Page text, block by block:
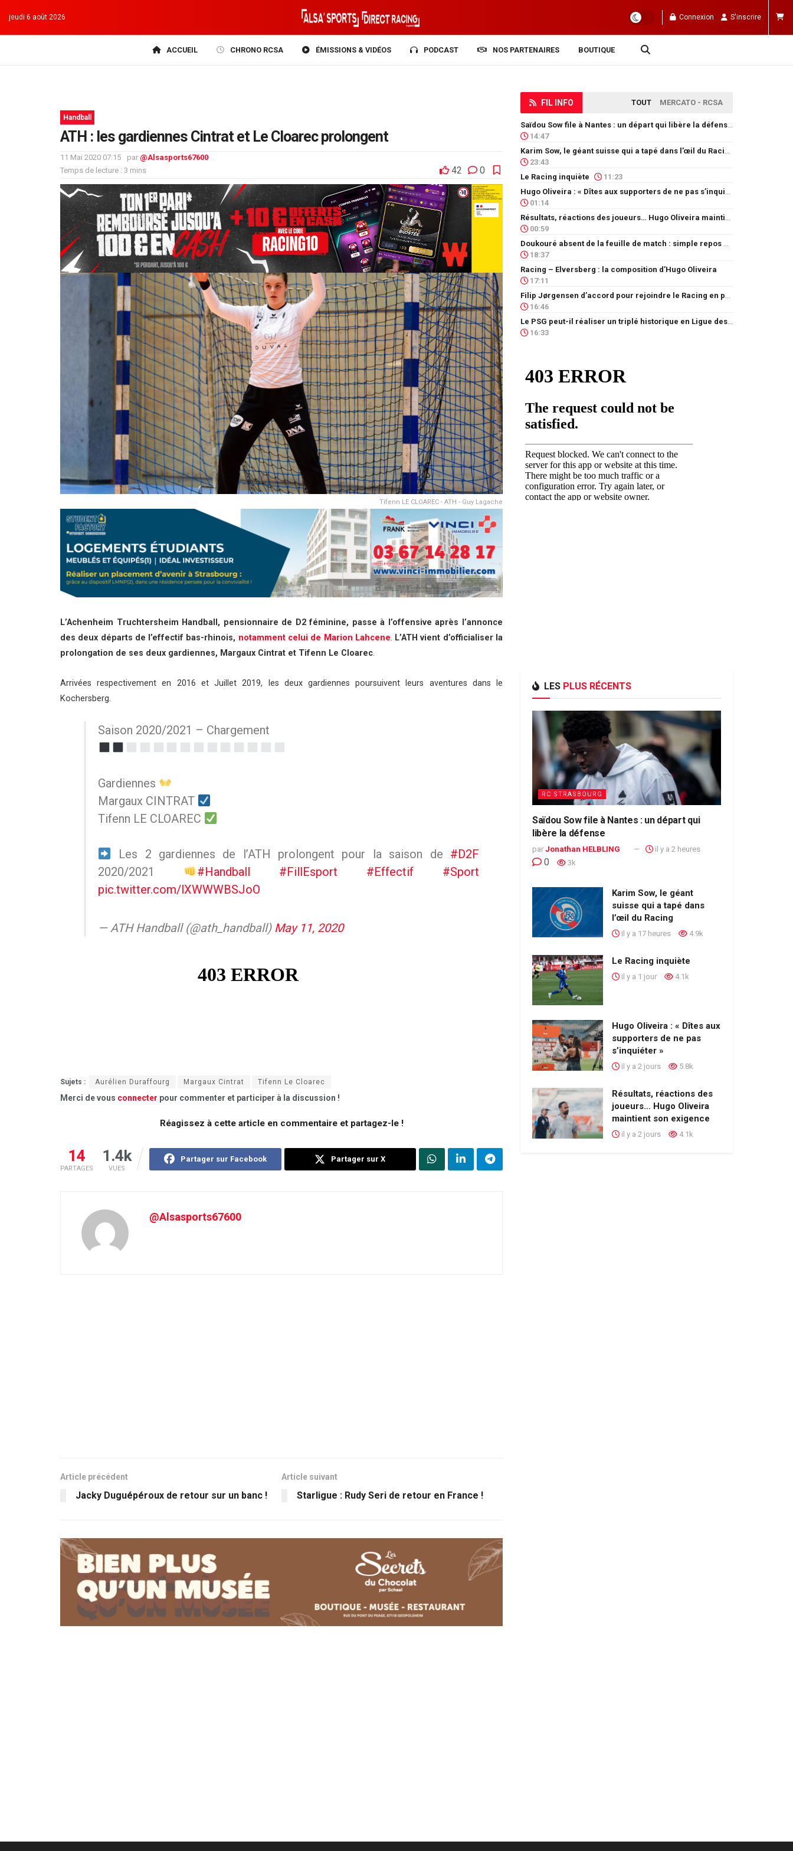
jeudi 6 août 2026 Connexion S'inscrire
ACCUEIL CHRONO RCSA ÉMISSIONS & VIDÉOS PODCAST NOS PARTENAIRES BOUTIQUE
Handball
ATH : les gardiennes Cintrat et Le Cloarec prolongent
11 Mai 2020 07:15 par @Alsasports67600
Temps de lecture : 3 mins
42 0
Tifenn LE CLOAREC - ATH - Guy Lagache
L’Achenheim Truchtersheim Handball, pensionnaire de D2 féminine, passe à l’offensive après l’annonce
des deux départs de l’effectif bas-rhinois, notamment celui de Marion Lahcene. L’ATH vient d’officialiser la
prolongation de ses deux gardiennes, Margaux Cintrat et Tifenn Le Cloarec.
Arrivées respectivement en 2016 et Juillet 2019, les deux gardiennes poursuivent leurs aventures dans le
Kochersberg.
Saison 2020/2021 – Chargement
Gardiennes
Margaux CINTRAT
Tifenn LE CLOAREC
Les 2 gardiennes de l’ATH prolongent pour la saison de #D2F
2020/2021
#Handball #FillEsport #Effectif
#Sport
pic.twitter.com/lXWWWBSJoO
— ATH Handball (@ath_handball) May 11, 2020
Sujets : Aurélien Duraffourg Margaux Cintrat Tifenn Le Cloarec
Merci de vous connecter pour commenter et participer à la discussion !
Réagissez à cette article en commentaire et partagez-le !
14
PARTAGES
1.4k
VUES
Partager sur Facebook Partager sur X
@Alsasports67600
Article précédent
Jacky Duguépéroux de retour sur un banc !
Article suivant
Starligue : Rudy Seri de retour en France !
FIL INFO TOUT MERCATO - RCSA
14:47
23:43
Le Racing inquiète
11:23
01:14
00:59
18:37
Racing – Elversberg : la composition d’Hugo Oliveira
17:11
16:46
16:33
LES PLUS RÉCENTS
RC STRASBOURG
Saïdou Sow file à Nantes : un départ qui
libère la défense
par Jonathan HELBLING il y a 2 heures
0 3k
Karim Sow, le géant
suisse qui a tapé dans
l’œil du Racing
il y a 17 heures 4.9k
Le Racing inquiète
il y a 1 jour 4.1k
Hugo Oliveira : « Dîtes aux
supporters de ne pas
s’inquiéter »
il y a 2 jours 5.8k
Résultats, réactions des
joueurs… Hugo Oliveira
maintient son exigence
il y a 2 jours 4.1k